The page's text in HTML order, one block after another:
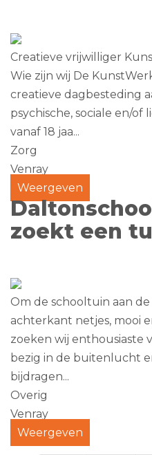
Creatieve vrijwilliger
Wie zijn wij De
creatieve dagbesteding
psychische, sociale en/of
vanaf 18 jaa...
Zorg
Venray
Weergeven
zoekt een
Om de schooltuin aan
achterkant netjes, mooi
zoeken wij enthousiaste
bezig in de buitenlucht
bijdragen...
Overig
Venray
Weergeven